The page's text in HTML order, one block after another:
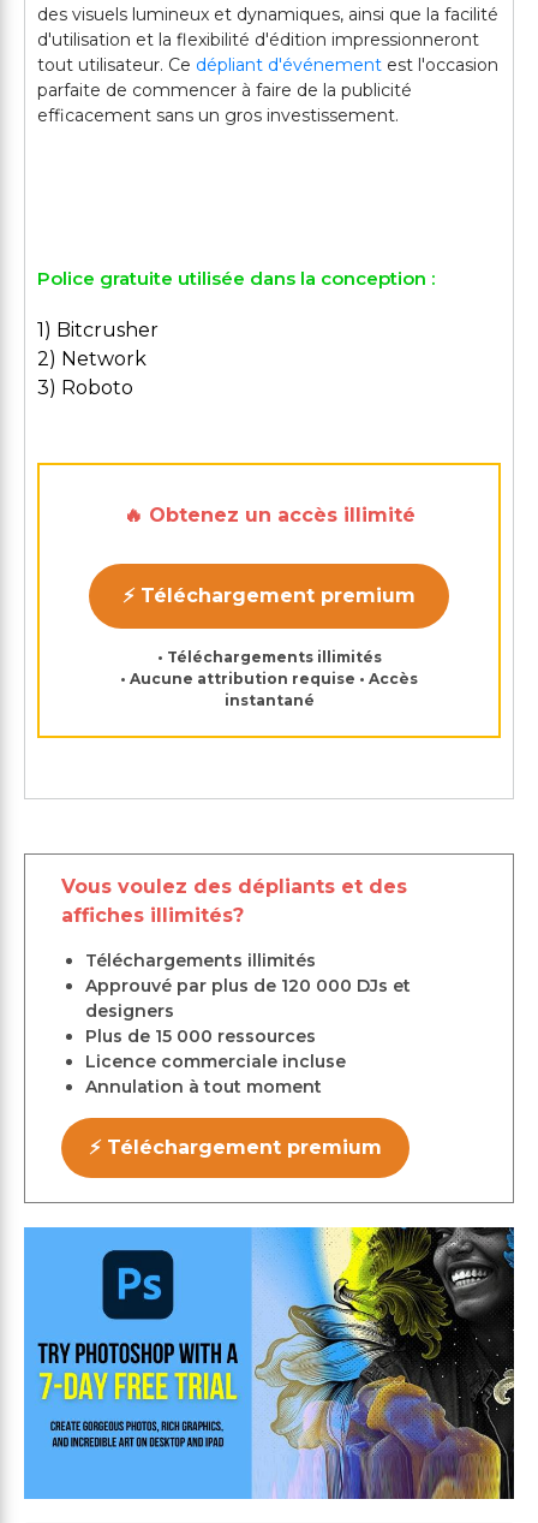
des visuels lumineux et dynamiques, ainsi que la facilité
d'utilisation et la flexibilité d'édition impressionneront
tout utilisateur. Ce dépliant d'événement est l'occasion
parfaite de commencer à faire de la publicité
efficacement sans un gros investissement.
Police gratuite utilisée dans la conception :
1) Bitcrusher
2) Network
3) Roboto
🔥 Obtenez un accès illimité
⚡ Téléchargement premium
• Téléchargements illimités
• Aucune attribution requise • Accès
instantané
Vous voulez des dépliants et des
affiches illimités?
Téléchargements illimités
Approuvé par plus de 120 000 DJs et
designers
Plus de 15 000 ressources
Licence commerciale incluse
Annulation à tout moment
⚡ Téléchargement premium